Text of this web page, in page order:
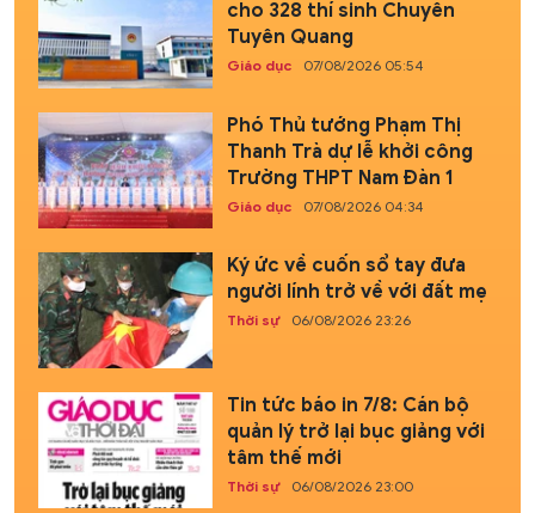
cho 328 thí sinh Chuyên
Tuyên Quang
Giáo dục 07/08/2026 05:54
Phó Thủ tướng Phạm Thị
Thanh Trà dự lễ khởi công
Trường THPT Nam Đàn 1
Giáo dục 07/08/2026 04:34
Ký ức về cuốn sổ tay đưa
người lính trở về với đất mẹ
Thời sự 06/08/2026 23:26
Tin tức báo in 7/8: Cán bộ
quản lý trở lại bục giảng với
tâm thế mới
Thời sự 06/08/2026 23:00